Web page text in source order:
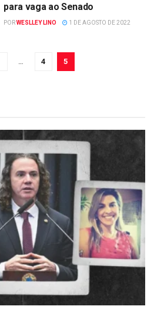
para vaga ao Senado
PORWESLLEY LINO 1 DE AGOSTO DE 2022
… 4 5